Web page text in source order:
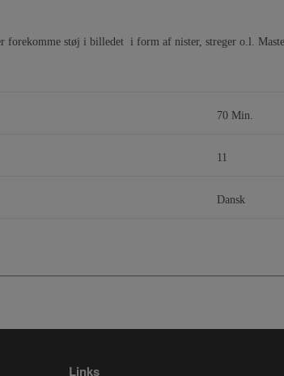
forekomme støj i billedet i form af nister, streger o.l.
70 Min.
11
Dansk
Links